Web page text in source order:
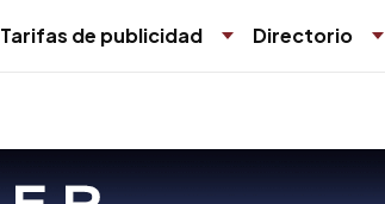
Tarifas de publicidad Directorio